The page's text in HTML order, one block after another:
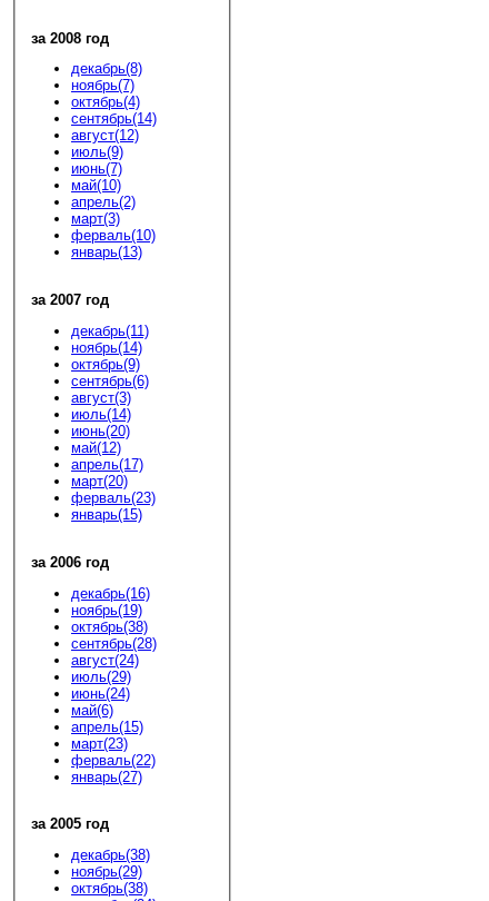
за 2008 год
декабрь(8)
ноябрь(7)
октябрь(4)
сентябрь(14)
август(12)
июль(9)
июнь(7)
май(10)
апрель(2)
март(3)
ферваль(10)
январь(13)
за 2007 год
декабрь(11)
ноябрь(14)
октябрь(9)
сентябрь(6)
август(3)
июль(14)
июнь(20)
май(12)
апрель(17)
март(20)
ферваль(23)
январь(15)
за 2006 год
декабрь(16)
ноябрь(19)
октябрь(38)
сентябрь(28)
август(24)
июль(29)
июнь(24)
май(6)
апрель(15)
март(23)
ферваль(22)
январь(27)
за 2005 год
декабрь(38)
ноябрь(29)
октябрь(38)